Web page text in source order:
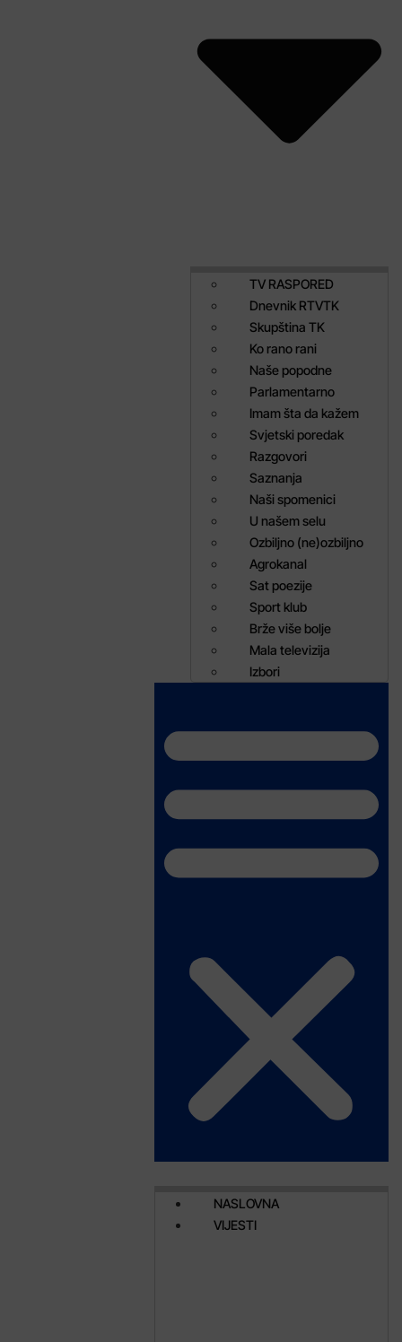
TV RASPORED
Dnevnik RTVTK
Skupština TK
Ko rano rani
Naše popodne
Parlamentarno
Imam šta da kažem
Svjetski poredak
Razgovori
Saznanja
Naši spomenici
U našem selu
Ozbiljno (ne)ozbiljno
Agrokanal
Sat poezije
Sport klub
Brže više bolje
Mala televizija
Izbori
NASLOVNA
VIJESTI